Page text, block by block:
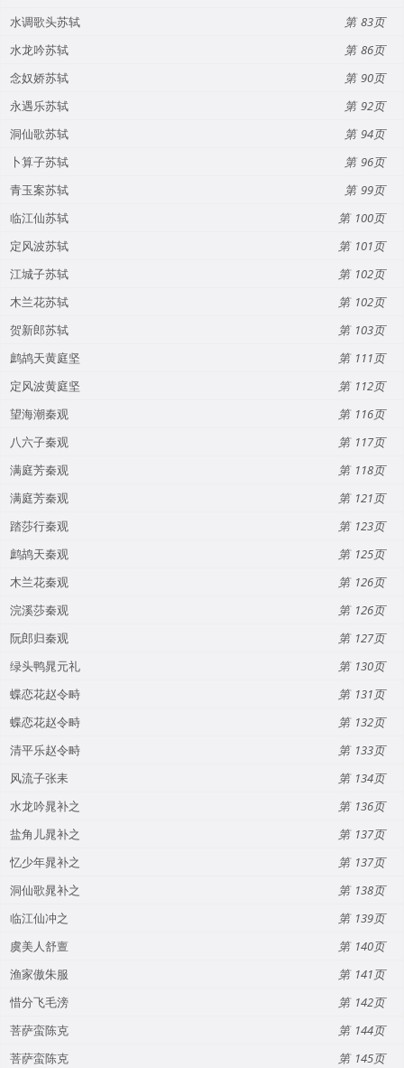
水调歌头苏轼
83
水龙吟苏轼
86
念奴娇苏轼
90
永遇乐苏轼
92
洞仙歌苏轼
94
卜算子苏轼
96
青玉案苏轼
99
临江仙苏轼
100
定风波苏轼
101
江城子苏轼
102
木兰花苏轼
102
贺新郎苏轼
103
鹧鸪天黄庭坚
111
定风波黄庭坚
112
望海潮秦观
116
八六子秦观
117
满庭芳秦观
118
满庭芳秦观
121
踏莎行秦观
123
鹧鸪天秦观
125
木兰花秦观
126
浣溪莎秦观
126
阮郎归秦观
127
绿头鸭晁元礼
130
蝶恋花赵令畤
131
蝶恋花赵令畤
132
清平乐赵令畤
133
风流子张耒
134
水龙吟晁补之
136
盐角儿晁补之
137
忆少年晁补之
137
洞仙歌晁补之
138
临江仙冲之
139
虞美人舒亶
140
渔家傲朱服
141
惜分飞毛滂
142
菩萨蛮陈克
144
菩萨蛮陈克
145